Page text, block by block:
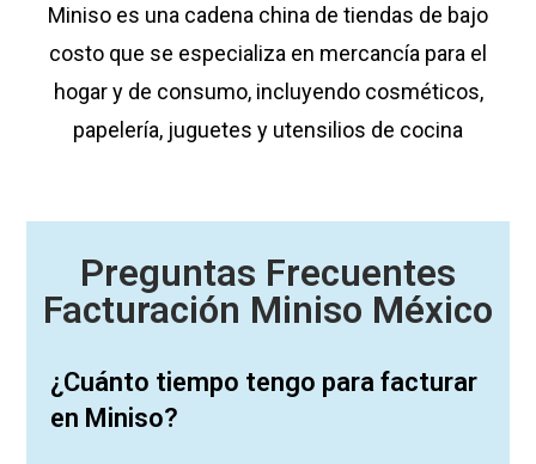
Miniso es una cadena china de tiendas de bajo
costo que se especializa en mercancía para el
hogar y de consumo, incluyendo cosméticos,
papelería, juguetes y utensilios de cocina
Preguntas Frecuentes
Facturación Miniso México
¿Cuánto tiempo tengo para facturar
en Miniso?